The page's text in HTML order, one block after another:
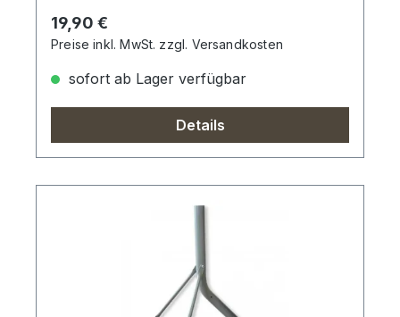
Regulärer Preis:
19,90 €
Preise inkl. MwSt. zzgl. Versandkosten
sofort ab Lager verfügbar
Details